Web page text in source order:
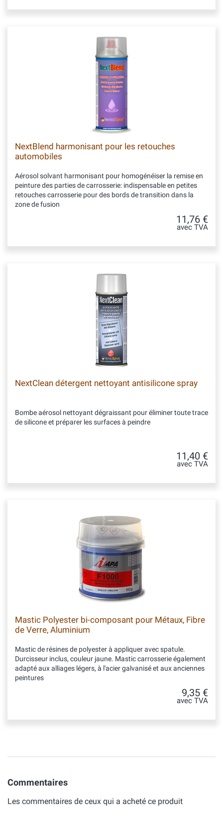
NextBlend harmonisant pour les retouches
automobiles
Aérosol solvant harmonisant pour homogénéiser la remise en
peinture des parties de carrosserie: indispensable en petites
retouches carrosserie pour des bords de transition dans la
zone de fusion
11,76 €
avec TVA
NextClean détergent nettoyant antisilicone spray
Bombe aérosol nettoyant dégraissant pour éliminer toute trace
de silicone et préparer les surfaces à peindre
11,40 €
avec TVA
Mastic Polyester bi-composant pour Métaux, Fibre
de Verre, Aluminium
Mastic de résines de polyester à appliquer avec spatule.
Durcisseur inclus, couleur jaune. Mastic carrosserie également
adapté aux alliages légers, à l'acier galvanisé et aux anciennes
peintures
9,35 €
avec TVA
Commentaires
Les commentaires de ceux qui a acheté ce produit